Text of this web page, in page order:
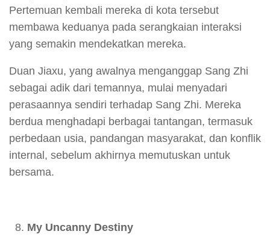
Pertemuan kembali mereka di kota tersebut
membawa keduanya pada serangkaian interaksi
yang semakin mendekatkan mereka.
Duan Jiaxu, yang awalnya menganggap Sang Zhi
sebagai adik dari temannya, mulai menyadari
perasaannya sendiri terhadap Sang Zhi. Mereka
berdua menghadapi berbagai tantangan, termasuk
perbedaan usia, pandangan masyarakat, dan konflik
internal, sebelum akhirnya memutuskan untuk
bersama.
My Uncanny Destiny